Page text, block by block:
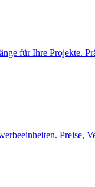
für Ihre Projekte.
Preise,